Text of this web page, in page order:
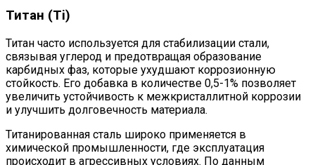
Титан (Ti)
Титан часто используется для стабилизации стали,
связывая углерод и предотвращая образование
карбидных фаз, которые ухудшают коррозионную
стойкость. Его добавка в количестве 0,5-1% позволяет
увеличить устойчивость к межкристаллитной коррозии
и улучшить долговечность материала.
Титанированная сталь широко применяется в
химической промышленности, где эксплуатация
происходит в агрессивных условиях. По данным